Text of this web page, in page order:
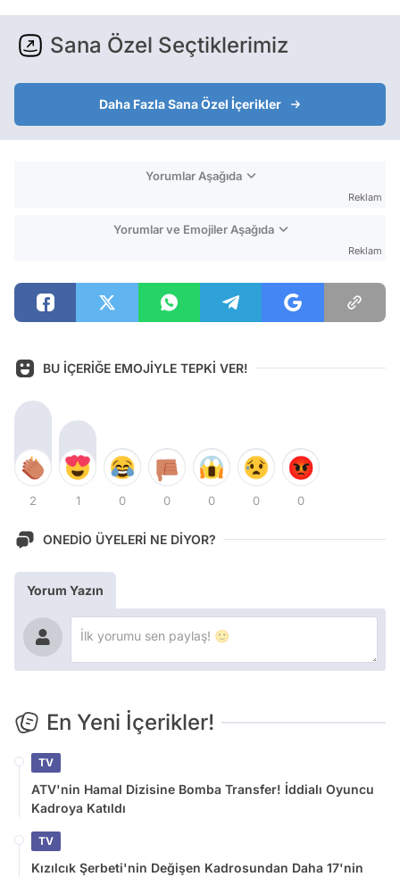
Sana Özel Seçtiklerimiz
Daha Fazla Sana Özel İçerikler
Yorumlar Aşağıda
Reklam
Yorumlar ve Emojiler Aşağıda
Reklam
BU İÇERİĞE EMOJİYLE TEPKİ VER!
2 1 0 0 0 0 0
ONEDİO ÜYELERİ NE DİYOR?
Yorum Yazın
En Yeni İçerikler!
TV
ATV'nin Hamal Dizisine Bomba Transfer! İddialı Oyuncu
Kadroya Katıldı
TV
Kızılcık Şerbeti'nin Değişen Kadrosundan Daha 17'nin